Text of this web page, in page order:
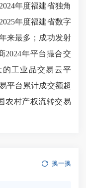
年度福建省独角
年度福建省数字
来最多；成功发射
2024年平台撮合交
的工业品交易云平
平台累计成交额超
农村产权流转交易
换一换